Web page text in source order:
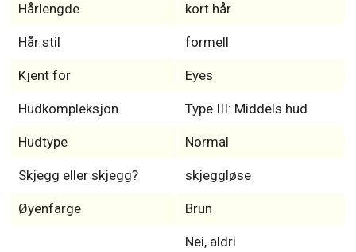
Hårlengde kort hår
Hår stil formell
Kjent for Eyes
Hudkompleksjon Type III: Middels hud
Hudtype Normal
Skjegg eller skjegg? skjeggløse
Øyenfarge Brun
Nei, aldri